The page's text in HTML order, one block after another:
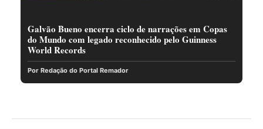
Galvão Bueno encerra ciclo de narrações em Copas
do Mundo com legado reconhecido pelo Guinness
World Records
Por Redação do Portal Remador